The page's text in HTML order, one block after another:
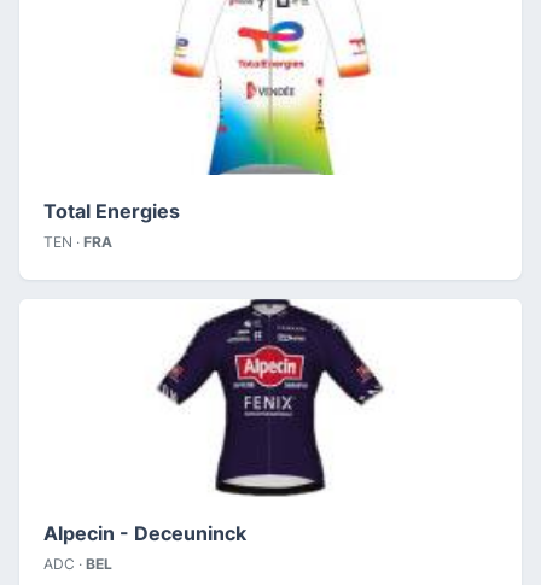
Total Energies
TEN · FRA
Alpecin - Deceuninck
ADC · BEL